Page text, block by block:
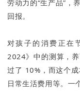
劳动力的“生产品”，
回报。
对孩子的消费正在
2024》中的测算，
过了 10%，而这个
日常生活费用等。一